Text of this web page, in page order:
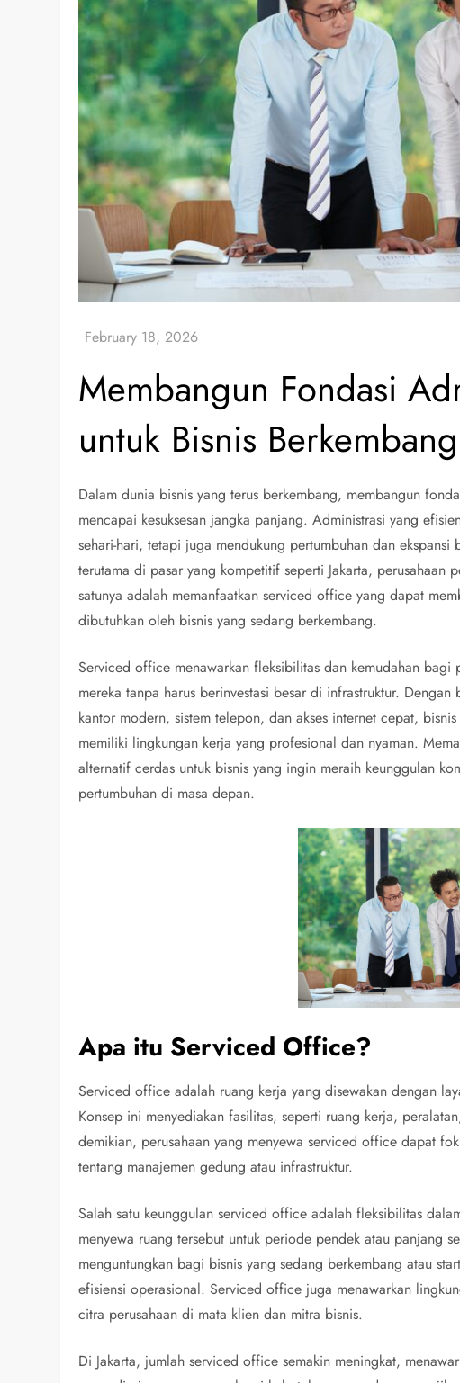
Membangun Fondasi
untuk Bisnis Berkembang
Dalam dunia bisnis yang terus berkembang, membangun
mencapai kesuksesan jangka panjang. Administrasi yang
sehari-hari, tetapi juga mendukung pertumbuhan dan
terutama di pasar yang kompetitif seperti Jakarta,
satunya adalah memanfaatkan serviced office yang dapat
dibutuhkan oleh bisnis yang sedang berkembang.
Serviced office menawarkan fleksibilitas dan kemudahan bagi
mereka tanpa harus berinvestasi besar di infrastruktur.
kantor modern, sistem telepon, dan akses internet cepat,
memiliki lingkungan kerja yang profesional dan nyaman.
alternatif cerdas untuk bisnis yang ingin meraih keunggulan
pertumbuhan di masa depan.
Apa itu Serviced Office?
Serviced office adalah ruang kerja yang disewakan dengan
Konsep ini menyediakan fasilitas, seperti ruang kerja,
demikian, perusahaan yang menyewa serviced office dapat
tentang manajemen gedung atau infrastruktur.
Salah satu keunggulan serviced office adalah fleksibilitas
menyewa ruang tersebut untuk periode pendek atau panjang
menguntungkan bagi bisnis yang sedang berkembang atau
efisiensi operasional. Serviced office juga menawarkan
citra perusahaan di mata klien dan mitra bisnis.
Di Jakarta, jumlah serviced office semakin meningkat,